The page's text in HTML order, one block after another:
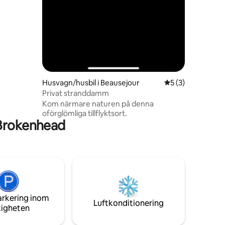
Husvagn/husbil i Beausejour 5 av 5 i
5 (3)
Privat stranddamm
Kom närmare naturen på denna
oförglömliga tillflyktsort.
inom
Luftkonditionering